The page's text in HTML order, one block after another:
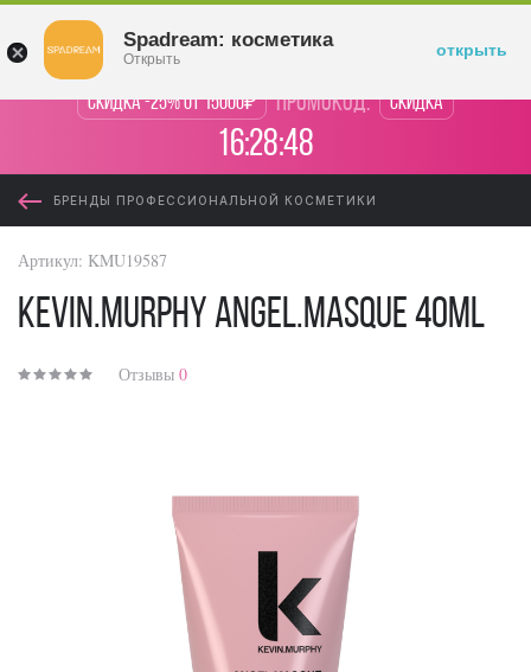
Скидка -25% от 15000₽ промокод: Скидка
16:28:47
БРЕНДЫ ПРОФЕССИОНАЛЬНОЙ КОСМЕТИКИ
Артикул: KMU19587
KEVIN.MURPHY Angel.Masque 40ml
Отзывы 0
Spadream: косметика
Открыть открыть